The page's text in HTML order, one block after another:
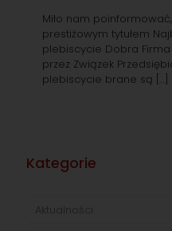
Miło nam
prestiżowym tytułem
plebiscycie Dobra
przez Związek
plebiscycie brane są […]
Kategorie
Aktualności